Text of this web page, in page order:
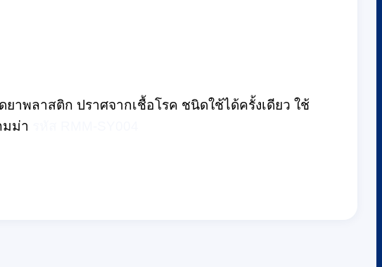
าพลาสติก ปราศจากเชื้อโรค ชนิดใช้ได้ครั้งเดียว ใช้
มม่า